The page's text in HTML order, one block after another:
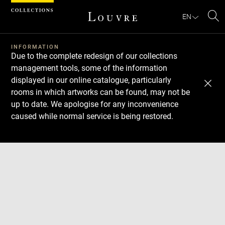
EN
INFORMATION
Due to the complete redesign of our collections
management tools, some of the information
displayed in our online catalogue, particularly
rooms in which artworks can be found, may not be
up to date. We apologise for any inconvenience
caused while normal service is being restored.
Download
Next
Previous
Cookies management panel